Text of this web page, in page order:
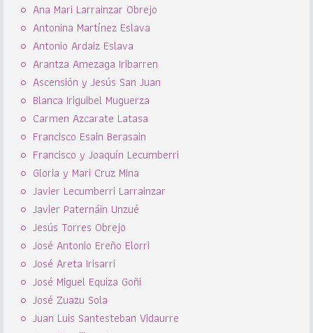
Ana Mari Larrainzar Obrejo
Antonina Martínez Eslava
Antonio Ardaiz Eslava
Arantza Amezaga Iribarren
Ascensión y Jesús San Juan
Blanca Iriguibel Muguerza
Carmen Azcarate Latasa
Francisco Esain Berasain
Francisco y Joaquín Lecumberri
Gloria y Mari Cruz Mina
Javier Lecumberri Larrainzar
Javier Paternáin Unzué
Jesús Torres Obrejo
José Antonio Ereño Elorri
José Areta Irisarri
José Miguel Equiza Goñi
José Zuazu Sola
Juan Luis Santesteban Vidaurre